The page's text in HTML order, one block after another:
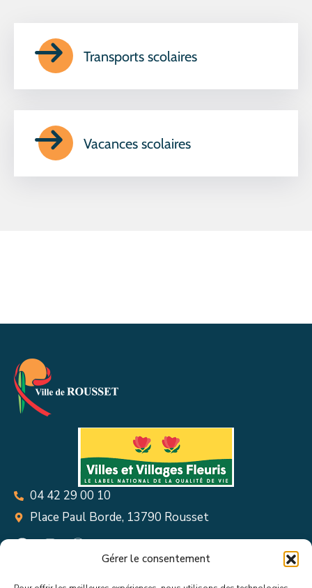
Gérer le consentement
Transports scolaires
Vacances scolaires
04 42 29 00 10
Place Paul Borde, 13790 Rousset